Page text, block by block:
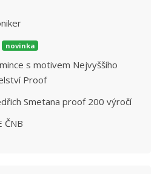
novinka
s motivem Nejvyššího
Proof
Smetana proof 200 výročí
ČNB